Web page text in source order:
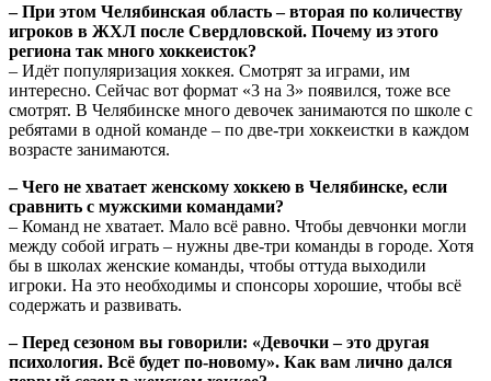
– При этом Челябинская область – вторая по количеству
игроков в ЖХЛ после Свердловской. Почему из этого
региона так много хоккеисток?
– Идёт популяризация хоккея. Смотрят за играми, им
интересно. Сейчас вот формат «3 на 3» появился, тоже все
смотрят. В Челябинске много девочек занимаются по школе с
ребятами в одной команде – по две-три хоккеистки в каждом
возрасте занимаются.
– Чего не хватает женскому хоккею в Челябинске, если
сравнить с мужскими командами?
– Команд не хватает. Мало всё равно. Чтобы девчонки могли
между собой играть – нужны две-три команды в городе. Хотя
бы в школах женские команды, чтобы оттуда выходили
игроки. На это необходимы и спонсоры хорошие, чтобы всё
содержать и развивать.
– Перед сезоном вы говорили: «Девочки – это другая
психология. Всё будет по-новому». Как вам лично дался